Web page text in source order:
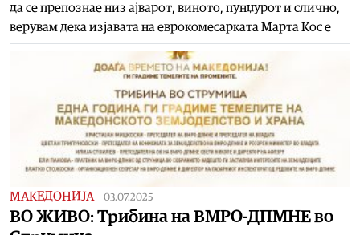
да се препознае низ ајварот, виното, пунџурот и слично,
верувам дека изјавата на еврокомесарката Марта Кос е
МАКЕДОНИЈА 03.07.2025
ВО ЖИВО: Трибина на ВМРО-ДПМНЕ во